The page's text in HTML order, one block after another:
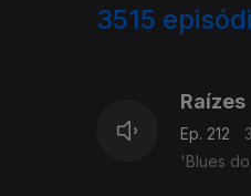
3515
Raízes
Ep. 212
'Blues